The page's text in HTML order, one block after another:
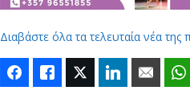
Διαβάστε όλα τα τελευταία νέα της
FacebookLike Twitter LinkedIn Email